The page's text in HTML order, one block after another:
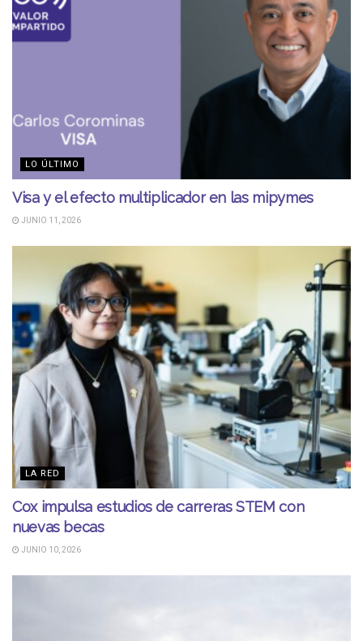
LO ÚLTIMO
Visa y el efecto multiplicador en las mipymes
JUNIO 11, 2026
LA RED
Cox impulsa estudios de carreras STEM con
nuevas becas
JUNIO 10, 2026